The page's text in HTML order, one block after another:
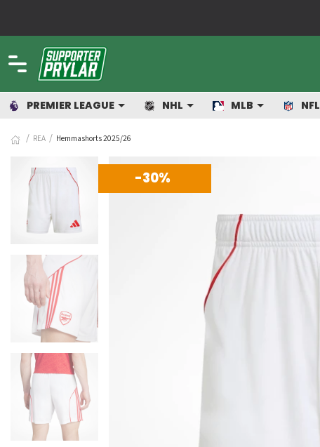
PREMIER LEAGUE NHL MLB NFL
REA Hemmashorts 2025/26
-30%